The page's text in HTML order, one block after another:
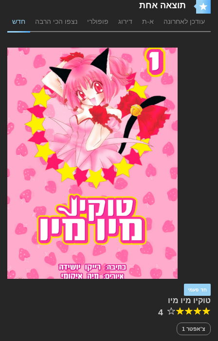
תוצאה אחת
עודכן לאחרונה א-ת דירוג פופולרי נצפו הכי הרבה חדש
חד פעמי
טוקיו מיו מיו
4
צ'אפטר 1